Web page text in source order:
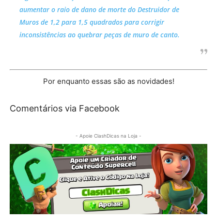
aumentar o raio de dano de morte do Destruidor de
Muros de 1,2 para 1,5 quadrados para corrigir
inconsistências ao quebrar peças de muro de canto.
Por enquanto essas são as novidades!
Comentários via Facebook
- Apoie ClashDicas na Loja -